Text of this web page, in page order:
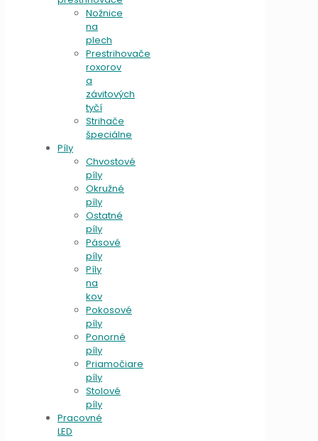
Nožnice
na
plech
Prestrihovače
roxorov
a
závitových
tyčí
Strihače
špeciálne
Píly
Chvostové
píly
Okružné
píly
Ostatné
píly
Pásové
píly
Píly
na
kov
Pokosové
píly
Ponorné
píly
Priamočiare
píly
Stolové
píly
Pracovné
LED